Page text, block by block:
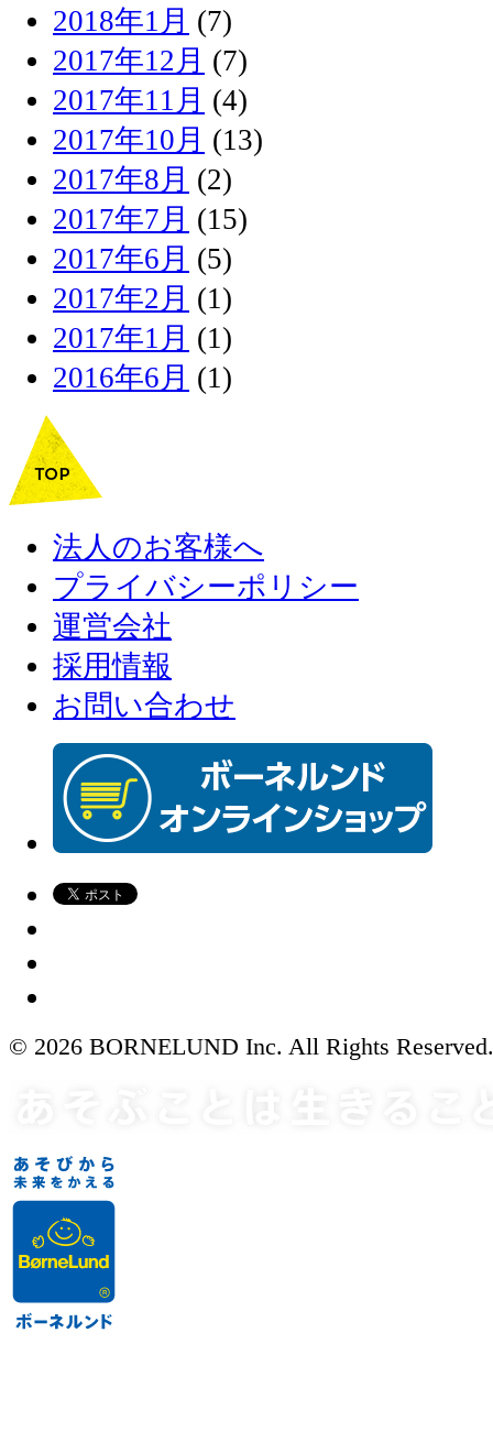
2018年1月 (7)
2017年12月 (7)
2017年11月 (4)
2017年10月 (13)
2017年8月 (2)
2017年7月 (15)
2017年6月 (5)
2017年2月 (1)
2017年1月 (1)
2016年6月 (1)
法人のお客様へ
プライバシーポリシー
運営会社
採用情報
お問い合わせ
© 2026 BORNELUND Inc. All Rights Reserved.